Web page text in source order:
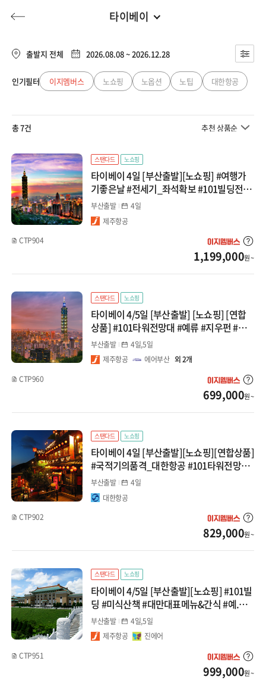
허니문 기획전/홈쇼핑 이벤트/혜택
투어플랜
허니문
타이베이
부산출발
대구출발
청주출발
일본
북해도
도쿄/시즈오카
나고야/도야마(알펜)
대마도
선박(부관/카멜)
중국
청도
북경/태항산
상해/항저우
광저우/망산
서안/구채구/칠채산
하이난/하문
출발지 전체 2026.08.08 ~ 2026.12.28
인기필터 이지멤버스 노쇼핑 노옵션 노팁 대한항공
총 7건 추천 상품순
스탠다드 노쇼핑
타이베이 4일 [부산출발][노쇼핑] #여행가
기좋은날 #전세기_좌석확보 #101빌딩전망
대 #예류_스펀_지우펀 #망고빙수+서문정
거리
부산출발
4일
제주항공
CTP904
1,199,000원 ~
스탠다드 노쇼핑
타이베이 4/5일 [부산출발] [노쇼핑] [연합
상품] #101타워전망대 #예류 #지우펀 #단
수이 #스펀
부산출발
4일,5일
제주항공
에어부산 외 2개
CTP960
699,000원 ~
스탠다드 노쇼핑
타이베이 4일 [부산출발][노쇼핑][연합상품]
#국적기의품격_대한항공 #101타워전망대
#예류 #지우펀 #단수이 #스펀
부산출발
4일
대한항공
CTP902
829,000원 ~
스탠다드 노쇼핑
타이베이 4/5일 [부산출발][노쇼핑] #101빌
딩 #미식산책 #대만대표메뉴&간식 #예.스.
지 #연합
부산출발
4일,5일
제주항공
진에어
CTP951
999,000원 ~